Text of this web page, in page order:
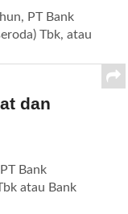
PT Bank
Tbk, atau
dan
Bank
atau Bank